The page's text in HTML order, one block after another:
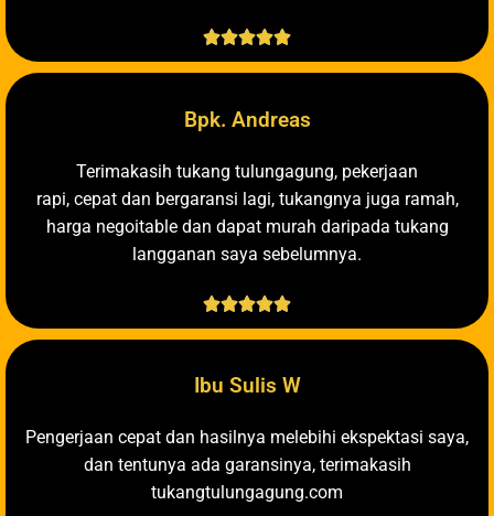

Bpk. Andreas
Terimakasih tukang tulungagung, pekerjaan
rapi, cepat dan bergaransi lagi, tukangnya juga ramah,
harga negoitable dan dapat murah daripada tukang
langganan saya sebelumnya.

Ibu Sulis W
Pengerjaan cepat dan hasilnya melebihi ekspektasi saya,
dan tentunya ada garansinya, terimakasih
tukangtulungagung.com